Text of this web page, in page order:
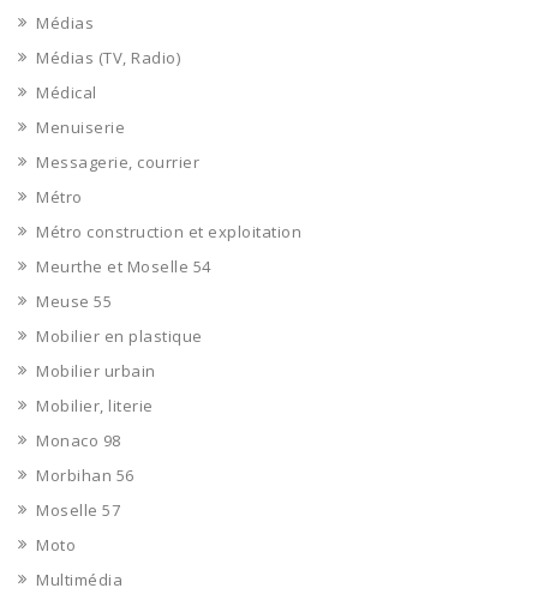
Médias
Médias (TV, Radio)
Médical
Menuiserie
Messagerie, courrier
Métro
Métro construction et exploitation
Meurthe et Moselle 54
Meuse 55
Mobilier en plastique
Mobilier urbain
Mobilier, literie
Monaco 98
Morbihan 56
Moselle 57
Moto
Multimédia